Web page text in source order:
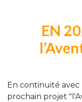
EN
En continuité
prochain projet